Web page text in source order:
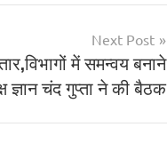
Next Post
में समन्वय बनाने
ज्ञान चंद गुप्ता ने की बैठक